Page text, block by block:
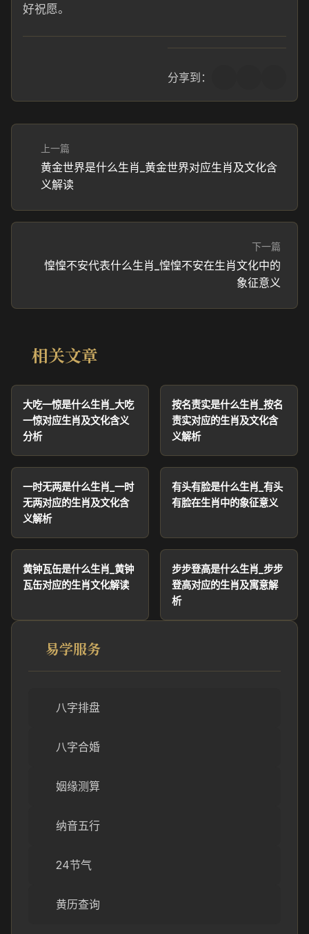
好祝愿。
分享到：
上一篇
黄金世界是什么生肖_黄金世界对应生肖及文化含
义解读
下一篇
惶惶不安代表什么生肖_惶惶不安在生肖文化中的
象征意义
相关文章
大吃一惊是什么生肖_大吃
一惊对应生肖及文化含义
分析
按名责实是什么生肖_按名
责实对应的生肖及文化含
义解析
一时无两是什么生肖_一时
无两对应的生肖及文化含
义解析
有头有脸是什么生肖_有头
有脸在生肖中的象征意义
黄钟瓦缶是什么生肖_黄钟
瓦缶对应的生肖文化解读
步步登高是什么生肖_步步
登高对应的生肖及寓意解
析
易学服务
八字排盘
八字合婚
姻缘测算
纳音五行
24节气
黄历查询